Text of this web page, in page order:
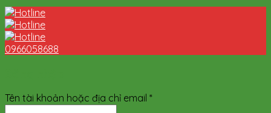
0966058688
Tên tài khoản hoặc địa chỉ email *